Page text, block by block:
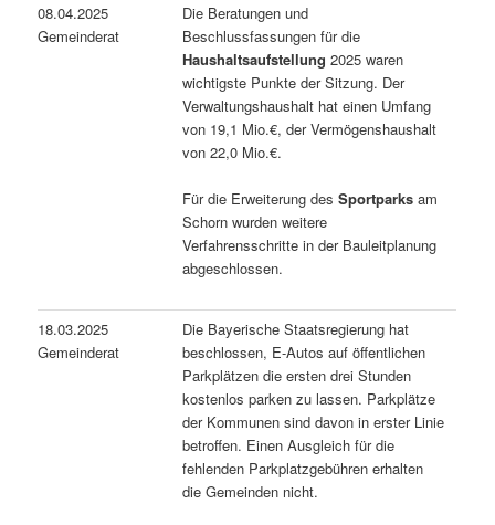
08.04.2025
Gemeinderat
Die Beratungen und
Beschlussfassungen für die
Haushaltsaufstellung 2025 waren
wichtigste Punkte der Sitzung. Der
Verwaltungshaushalt hat einen Umfang
von 19,1 Mio.€, der Vermögenshaushalt
von 22,0 Mio.€.
Für die Erweiterung desSportparks am
Schorn wurden weitere
Verfahrensschritte in der Bauleitplanung
abgeschlossen.
18.03.2025
Gemeinderat
Die Bayerische Staatsregierung hat
beschlossen, E-Autos auf öffentlichen
Parkplätzen die ersten drei Stunden
kostenlos parken zu lassen. Parkplätze
der Kommunen sind davon in erster Linie
betroffen. Einen Ausgleich für die
fehlenden Parkplatzgebühren erhalten
die Gemeinden nicht.